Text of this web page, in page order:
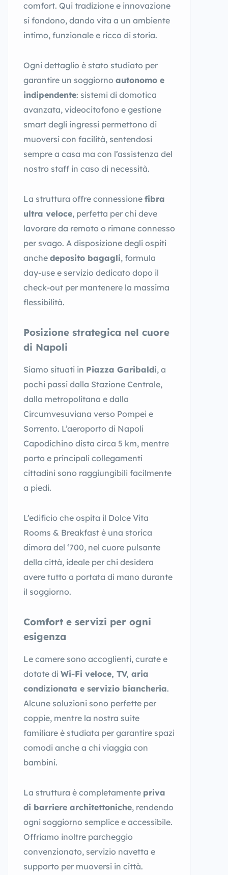
comfort. Qui tradizione e innovazione
si fondono, dando vita a un ambiente
intimo, funzionale e ricco di storia.
Ogni dettaglio è stato studiato per
garantire un soggiorno autonomo e
indipendente: sistemi di domotica
avanzata, videocitofono e gestione
smart degli ingressi permettono di
muoversi con facilità, sentendosi
sempre a casa ma con l’assistenza del
nostro staff in caso di necessità.
La struttura offre connessione fibra
ultra veloce, perfetta per chi deve
lavorare da remoto o rimane connesso
per svago. A disposizione degli ospiti
anche deposito bagagli, formula
day-use e servizio dedicato dopo il
check-out per mantenere la massima
flessibilità.
Posizione strategica nel cuore
di Napoli
Siamo situati in Piazza Garibaldi, a
pochi passi dalla Stazione Centrale,
dalla metropolitana e dalla
Circumvesuviana verso Pompei e
Sorrento. L’aeroporto di Napoli
Capodichino dista circa 5 km, mentre
porto e principali collegamenti
cittadini sono raggiungibili facilmente
a piedi.
L’edificio che ospita il Dolce Vita
Rooms & Breakfast è una storica
dimora del ‘700, nel cuore pulsante
della città, ideale per chi desidera
avere tutto a portata di mano durante
il soggiorno.
Comfort e servizi per ogni
esigenza
Le camere sono accoglienti, curate e
dotate di Wi-Fi veloce, TV, aria
condizionata e servizio biancheria.
Alcune soluzioni sono perfette per
coppie, mentre la nostra suite
familiare è studiata per garantire spazi
comodi anche a chi viaggia con
bambini.
La struttura è completamente priva
di barriere architettoniche, rendendo
ogni soggiorno semplice e accessibile.
Offriamo inoltre parcheggio
convenzionato, servizio navetta e
supporto per muoversi in città.